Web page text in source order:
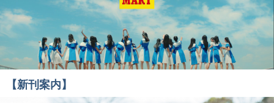
【新刊案内】